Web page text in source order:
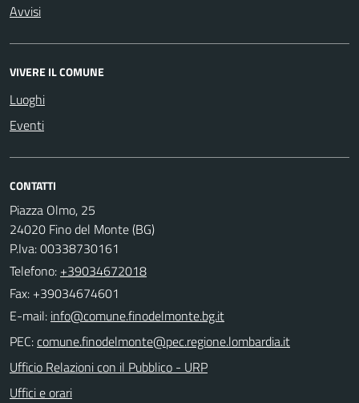
Avvisi
VIVERE IL COMUNE
Luoghi
Eventi
CONTATTI
Piazza Olmo, 25
24020 Fino del Monte (BG)
P.Iva: 00338730161
Telefono: +39034672018
Fax: +39034674601
E-mail:
PEC:
Ufficio Relazioni con il Pubblico - URP
Uffici e orari